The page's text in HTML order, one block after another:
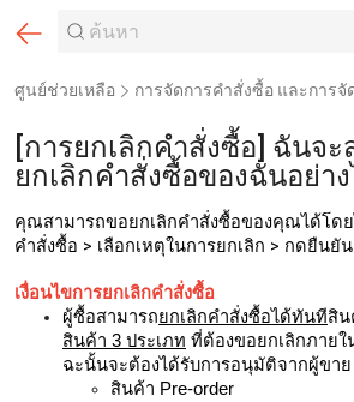
ศูนย์ช่วยเหลือ การจัดการคำสั่งซื้อ และการจั
[การยกเลิกคำสั่งซื้อ] ฉันจะ
ยกเลิกคำสั่งซื้อของฉันอย่าง
คุณสามารถขอยกเลิกคำสั่งซื้อของคุณได้โด
คำสั่งซื้อ > เลือกเหตุในการยกเลิก > กดยืนยัน
เงื่อนไขการยกเลิกคำสั่งซื้อ
ผู้ซื้อสามารถยกเลิกคำสั่งซื้อได้ทันทีสิน
สินค้า 3 ประเภท ที่ต้องขอยกเลิกภาย
ฉะนั้นจะต้องได้รับการอนุมัติจากผู้ขาย
สินค้า Pre-order